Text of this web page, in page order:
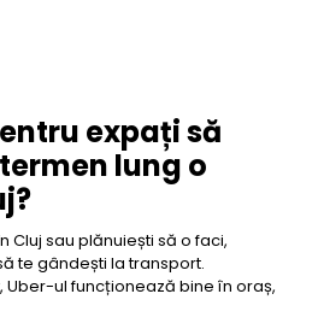
expați să
lung o
Cluj sau plănuiești să o faci,
te gândești la transport.
ul funcționează bine în oraș,